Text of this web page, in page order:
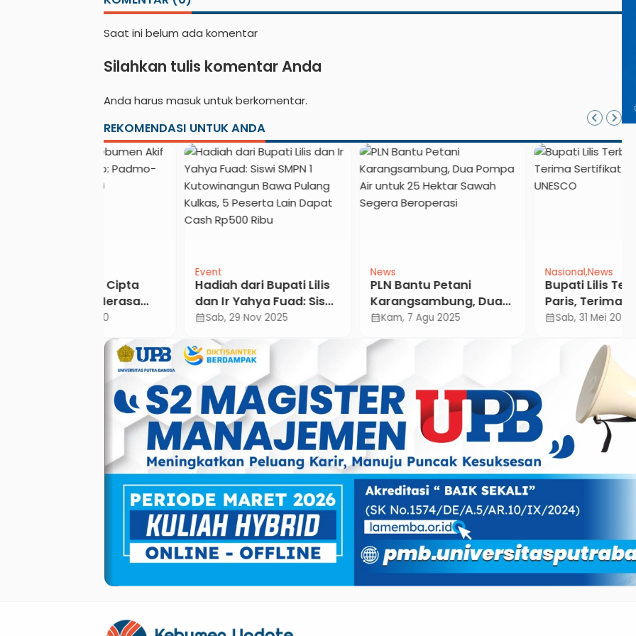
Saat ini belum ada komentar
Silahkan tulis komentar Anda
Anda harus masukuntuk berkomentar.
REKOMENDASI UNTUK ANDA
Hadiah dari Bupati Lilis
dan Ir Yahya Fuad: Siswi
SMPN 1 Kutowinangun
Peserta Lain Dapat
Cash Rp500 Ribu
Sab, 29 Nov 2025
PLN Bantu Petani
Karangsambung, Dua
Pompa Air untuk 25
Kam, 7 Agu 2025
Bupati Lilis Terbang ke
Paris, Terima Sertifikat
UGGp dari UNESCO
Sab, 31 Mei 2025